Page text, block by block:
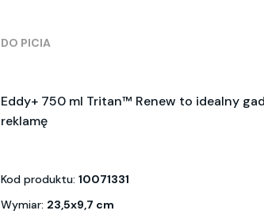
DO PICIA
Eddy+ 750 ml Tritan™ Renew to idealny
reklamę
Kod produktu: 10071331
Wymiar: 23,5x9,7 cm